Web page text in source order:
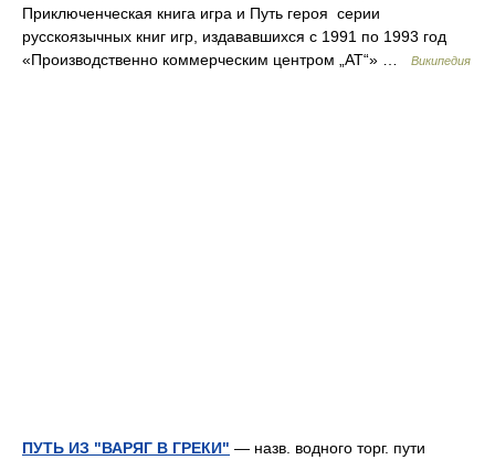
Приключенческая книга игра и Путь героя серии
русскоязычных книг игр, издававшихся с 1991 по 1993 год
«Производственно коммерческим центром „АТ“» …
Википедия
ПУТЬ ИЗ "ВАРЯГ В ГРЕКИ" — назв. водного торг. пути